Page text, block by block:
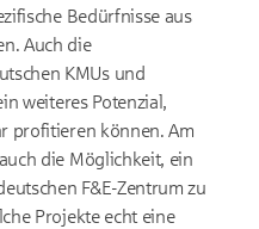
Bedürfnisse aus
Auch die
KMUs und
weiteres Potenzial,
profitieren können. Am
die Möglichkeit, ein
F&E-Zentrum zu
Projekte echt eine